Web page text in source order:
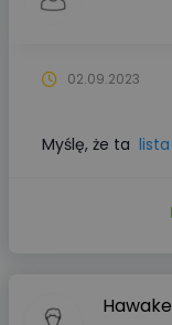
02.09.2023
Myślę, że ta lista
Hawake